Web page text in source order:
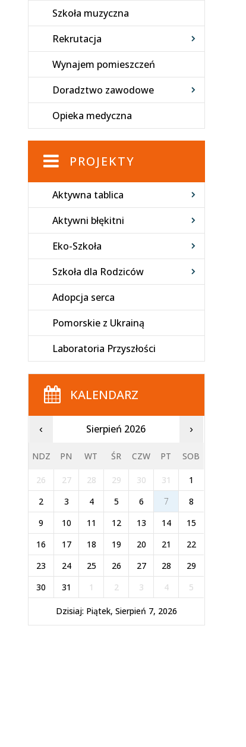
Szkoła muzyczna
Rekrutacja
Wynajem pomieszczeń
Doradztwo zawodowe
Opieka medyczna
PROJEKTY
Aktywna tablica
Aktywni błękitni
Eko-Szkoła
Szkoła dla Rodziców
Adopcja serca
Pomorskie z Ukrainą
Laboratoria Przyszłości
KALENDARZ
‹ Sierpień 2026 ›
NDZ PN WT ŚR CZW PT SOB
26 27 28 29 30 31
1
2
3 4 5 6 7
8
9
10 11 12 13 14
15
16
17 18 19 20 21
22
23
24 25 26 27 28
29
30
31 1 2 3 4 5
Dzisiaj: Piątek, Sierpień 7, 2026